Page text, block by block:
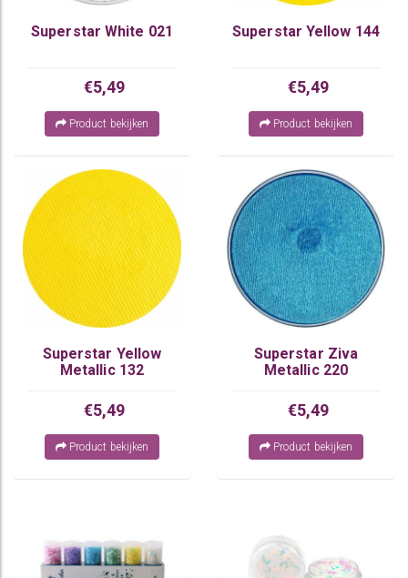
Superstar White 021
€5,49
Product bekijken
Superstar Yellow 144
€5,49
Product bekijken
Superstar Yellow
Metallic 132
€5,49
Product bekijken
Superstar Ziva
Metallic 220
€5,49
Product bekijken